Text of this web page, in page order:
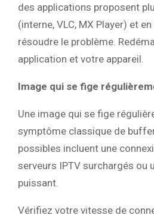
des applications proposent
(interne, VLC, MX Player) et
résoudre le problème.
application et votre appareil.
Image qui se fige
Une image qui se fige
symptôme classique de
possibles incluent une
serveurs IPTV surchargés ou
puissant.
Vérifiez votre vitesse de